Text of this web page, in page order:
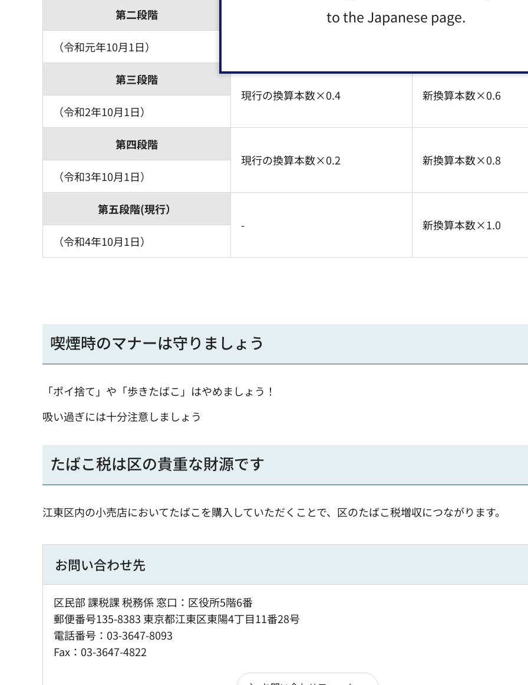
to the Japanese page.
第二段階
新換算本数×0.4
（令和元年10月1日）
第三段階
現行の換算本数×0.4
新換算本数×0.6
（令和2年10月1日）
第四段階
現行の換算本数×0.2
新換算本数×0.8
（令和3年10月1日）
第五段階(現行）
-
新換算本数×1.0
（令和4年10月1日）
喫煙時のマナーは守りましょう
「ポイ捨て」や「歩きたばこ」はやめましょう！
吸い過ぎには十分注意しましょう
たばこ税は区の貴重な財源です
江東区内の小売店においてたばこを購入していただくことで、区のたばこ税増収につながります。
お問い合わせ先
区民部 課税課 税務係 窓口：区役所5階6番
郵便番号135-8383 東京都江東区東陽4丁目11番28号
電話番号：03-3647-8093
Fax：03-3647-4822